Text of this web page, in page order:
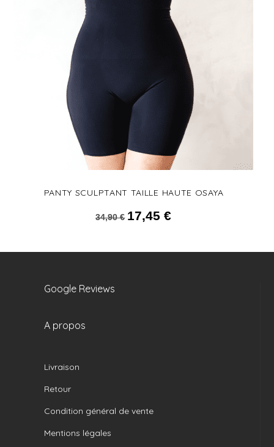
PANTY SCULPTANT TAILLE HAUTE OSAYA
34,90€ Le prix initial était : 34,90 €.
17,45€
Google Reviews
A propos
Livraison
Retour
Condition général de vente
Mentions légales